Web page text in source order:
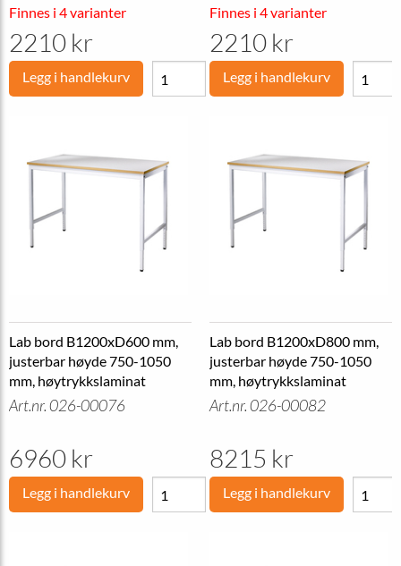
Finnes i 4 varianter
2210 kr
Legg i handlekurv
Finnes i 4 varianter
2210 kr
Legg i handlekurv
Lab bord B1200xD600 mm,
justerbar høyde 750-1050
mm, høytrykkslaminat
Art.nr. 026-00076
6960 kr
Legg i handlekurv
Lab bord B1200xD800 mm,
justerbar høyde 750-1050
mm, høytrykkslaminat
Art.nr. 026-00082
8215 kr
Legg i handlekurv